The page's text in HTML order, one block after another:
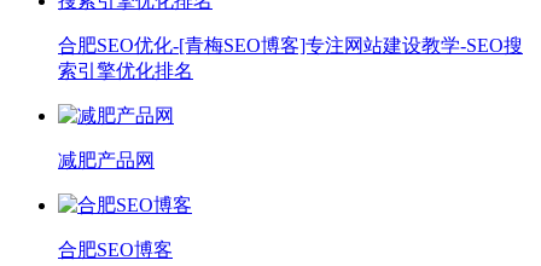
合肥SEO优化-[青梅SEO博客]专注网站建设教学-SEO搜
索引擎优化排名
减肥产品网
合肥SEO博客